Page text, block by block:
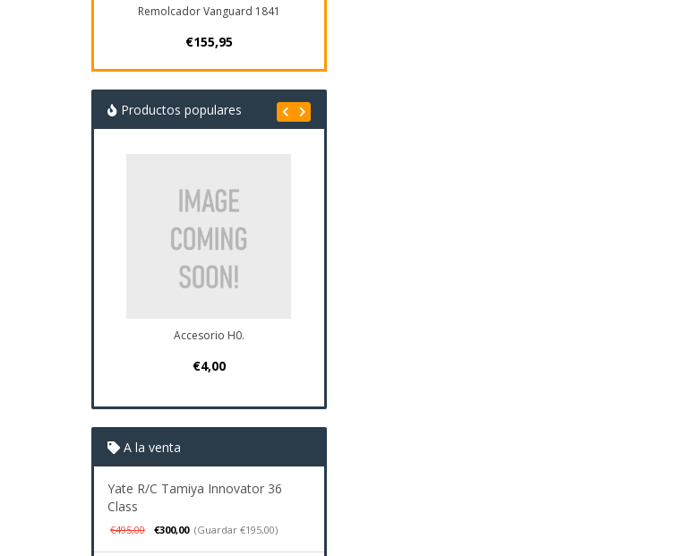
Remolcador Vanguard 1841
€155,95
Productos populares
Accesorio H0.
€4,00
A la venta
Yate R/C Tamiya Innovator 36
Class
€495,00 €300,00 (Guardar €195,00)